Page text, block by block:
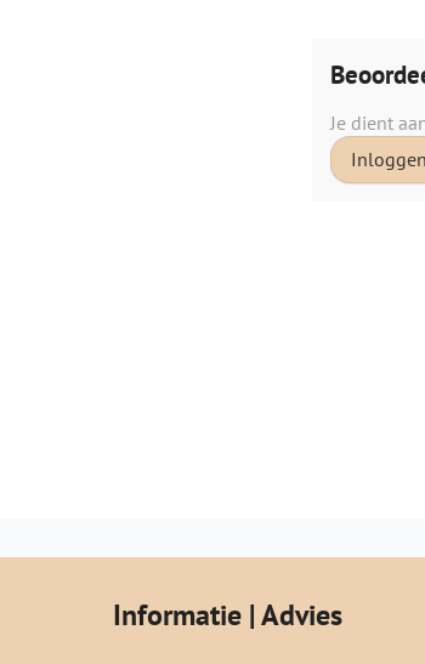
Je dient
Inloggen
Informatie | Advies